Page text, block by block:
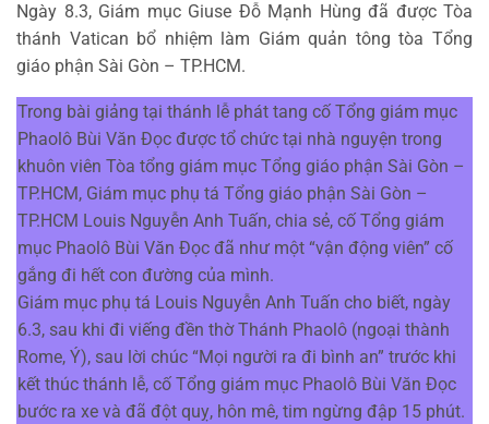
Ngày 8.3, Giám mục Giuse Đỗ Mạnh Hùng đã được Tòa
thánh Vatican bổ nhiệm làm Giám quản tông tòa Tổng
giáo phận Sài Gòn – TP.HCM.
Trong bài giảng tại thánh lễ phát tang cố Tổng giám mục
Phaolô Bùi Văn Đọc được tổ chức tại nhà nguyện trong
khuôn viên Tòa tổng giám mục Tổng giáo phận Sài Gòn –
TP.HCM, Giám mục phụ tá Tổng giáo phận Sài Gòn –
TP.HCM Louis Nguyễn Anh Tuấn, chia sẻ, cố Tổng giám
mục Phaolô Bùi Văn Đọc đã như một “vận động viên” cố
gắng đi hết con đường của mình.
Giám mục phụ tá Louis Nguyễn Anh Tuấn cho biết, ngày
6.3, sau khi đi viếng đền thờ Thánh Phaolô (ngoại thành
Rome, Ý), sau lời chúc “Mọi người ra đi bình an” trước khi
kết thúc thánh lễ, cố Tổng giám mục Phaolô Bùi Văn Đọc
bước ra xe và đã đột quỵ, hôn mê, tim ngừng đập 15 phút.